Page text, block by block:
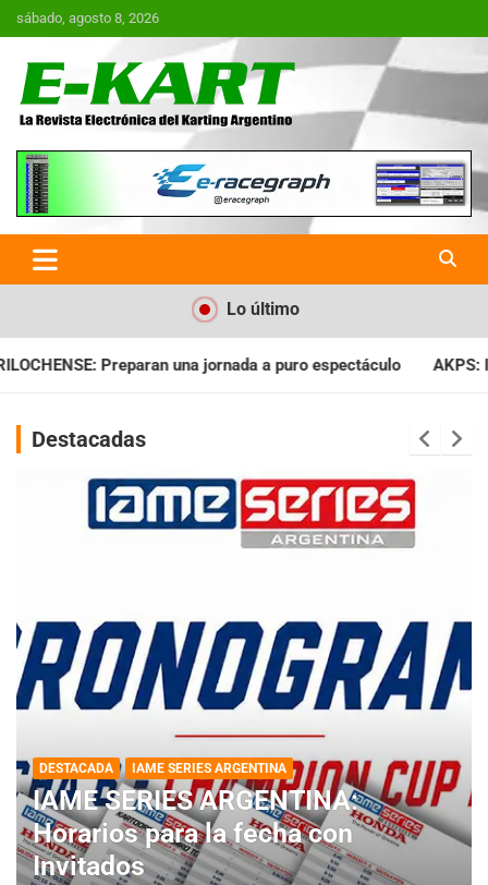
Saltar
al
sábado, agosto 8, 2026
E-Kart.com.ar | La Revista
Electrónica del Karting en
Argentina
Lo último
a puro espectáculo AKPS: Intervino la IGJ y oficializó el
Destacadas
DESTACADA IAME SERIES ARGENTINA
IAME SERIES ARGENTINA:
Horarios para la fecha con
Invitados